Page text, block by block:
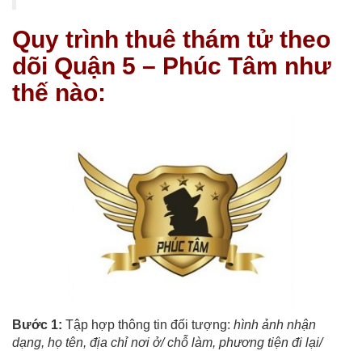
Quy trình thuê thám tử theo
dõi Quận 5 – Phúc Tâm như
thế nào:
Bước 1: Tập hợp thông tin đối tượng: hình ảnh nhận
dạng, họ tên, địa chỉ nơi ở/ chỗ làm, phương tiện đi lại/